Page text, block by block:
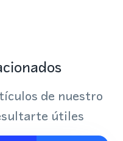
de nuestro
útiles